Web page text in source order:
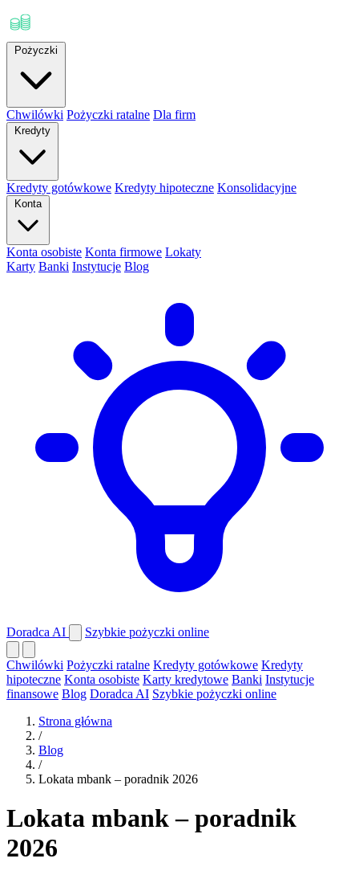
Pożyczki
Chwilówki Pożyczki ratalne Dla firm
Kredyty
Kredyty gotówkowe Kredyty hipoteczne Konsolidacyjne
Konta
Konta osobiste Konta firmowe Lokaty
Karty Banki Instytucje Blog
Doradca AI Szybkie pożyczki online
Chwilówki Pożyczki ratalne Kredyty gotówkowe Kredyty
hipoteczne Konta osobiste Karty kredytowe Banki Instytucje
finansowe Blog Doradca AI Szybkie pożyczki online
Strona główna
/
Blog
/
Lokata mbank – poradnik 2026
Lokata mbank – poradnik
2026